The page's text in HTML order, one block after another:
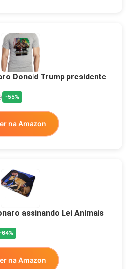
Donald Trump presidente
-55%
na Amazon
assinando Lei Animais
-64%
na Amazon